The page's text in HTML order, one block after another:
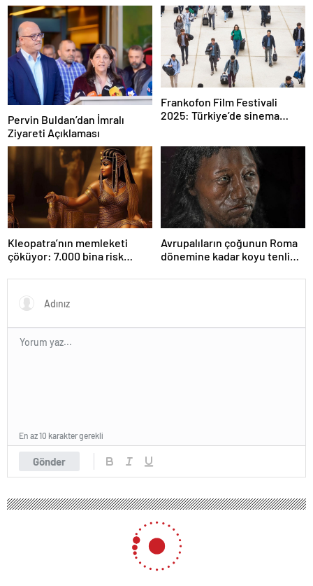
koruyan mucize besin
alabaş…
Pervin Buldan’dan İmralı
Ziyareti Açıklaması
Frankofon Film Festivali
2025: Türkiye’de sinema
Kleopatra’nın memleketi
çöküyor: 7.000 bina risk
Avrupalıların çoğunun Roma
dönemine kadar koyu tenli
Gönder
En az 10 karakter gerekli
İyimserler daha uzun yaşıyor
19 Ocak 2025 17:37